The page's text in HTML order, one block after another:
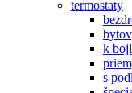
termostaty
k
s